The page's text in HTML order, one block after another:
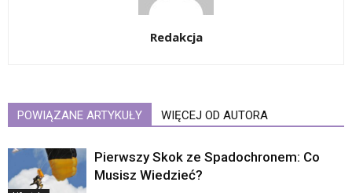
Redakcja
POWIĄZANE ARTYKUŁY WIĘCEJ OD AUTORA
Pierwszy Skok ze Spadochronem: Co
Musisz Wiedzieć?